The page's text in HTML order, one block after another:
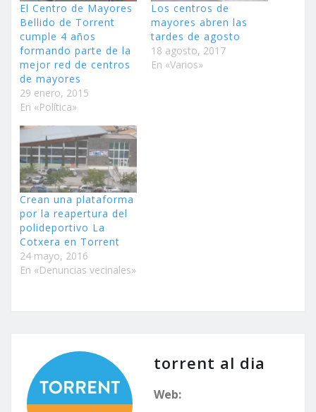
El Centro de Mayores
Bellido de Torrent
cumple 4 años
formando parte de la
mejor red de centros
de mayores
29 enero, 2015
En «Política»
Los centros de
mayores abren las
tardes de agosto
18 agosto, 2017
En «Varios»
Crean una plataforma
por la reapertura del
polideportivo La
Cotxera en Torrent
24 mayo, 2016
En «Denuncias vecinales»
torrent al dia
Web: